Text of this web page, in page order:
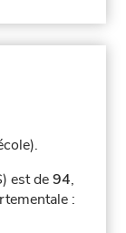
est de94,
: